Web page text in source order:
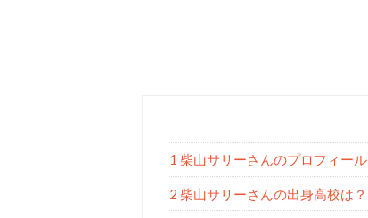
1 柴山サリーさんのプロフィール
2 柴山サリーさんの出身高校は？